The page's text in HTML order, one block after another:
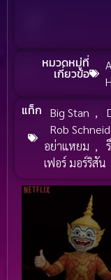
หมวดหมู่ที่
เกี่ยวข้อ
แท็ก Big Stan ,
Rob
อย่าแหยม ,
เฟอร์ มอร์ริสัน